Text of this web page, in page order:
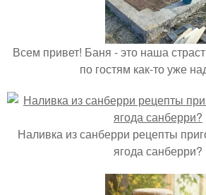
Всем привет! Баня - это наша
по гостям как-то уже
Наливка из санберри рецепты
ягода санберри?